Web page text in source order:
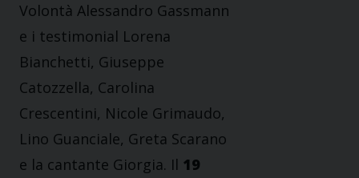
Volontà Alessandro Gassmann
e i testimonial Lorena
Bianchetti, Giuseppe
Catozzella, Carolina
Crescentini, Nicole Grimaudo,
Lino Guanciale, Greta Scarano
e la cantante Giorgia. Il 19